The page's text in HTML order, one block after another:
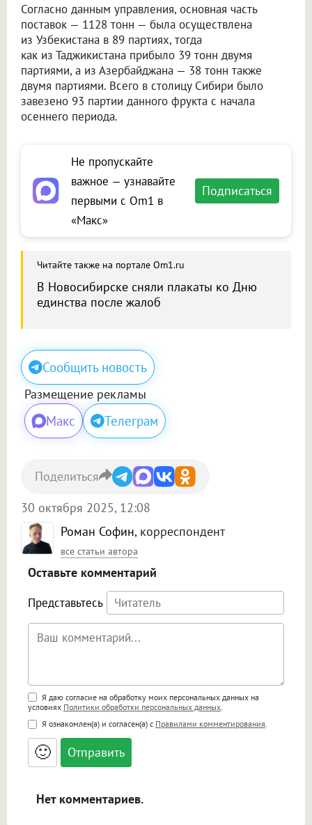
Согласно данным управления, основная часть
поставок — 1128 тонн — была осуществлена
из Узбекистана в 89 партиях, тогда
как из Таджикистана прибыло 39 тонн двумя
партиями, а из Азербайджана — 38 тонн также
двумя партиями. Всего в столицу Сибири было
завезено 93 партии данного фрукта с начала
осеннего периода.
Не пропускайте
важное — узнавайте
первыми с Om1 в
«Макс»
Подписаться
Читайте также на портале Om1.ru
В Новосибирске сняли плакаты ко Дню
единства после жалоб
Сообщить новость
Размещение рекламы
Макс Телеграм
Роман Софин, корреспондент
все статьи автора
30 октября 2025, 12:08
Поделиться
Оставьте комментарий
Представьтесь
Поддержка HTML
<b>, <strong>, <u>, <i>, <em>, <s>, <big>,
<small>, <sup>, <sub>, <pre>, <ul>, <ol>, <li>,
<blockquote>, <code> экранирует HTML,
адреса URL автоматически становятся
ссылками, и [img]адрес[/img] будет
Я даю согласие на обработку моих персональных данных на
условиях Политики обработки персональных данных.
Я ознакомлен(а) и согласен(а) с Правилами комментирования.
🙂
Нет комментариев.